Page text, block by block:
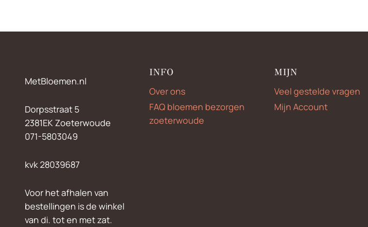
MetBloemen.nl
Dorpsstraat 5
2381EK Zoeterwoude
071-5803049
kvk 28039687
Voor het afhalen van
bestellingen is de winkel
van di. tot en met zat.
INFO
Over ons
FAQ bloemen bezorgen
zoeterwoude
MIJN
Veel gestelde vragen
Mijn Account